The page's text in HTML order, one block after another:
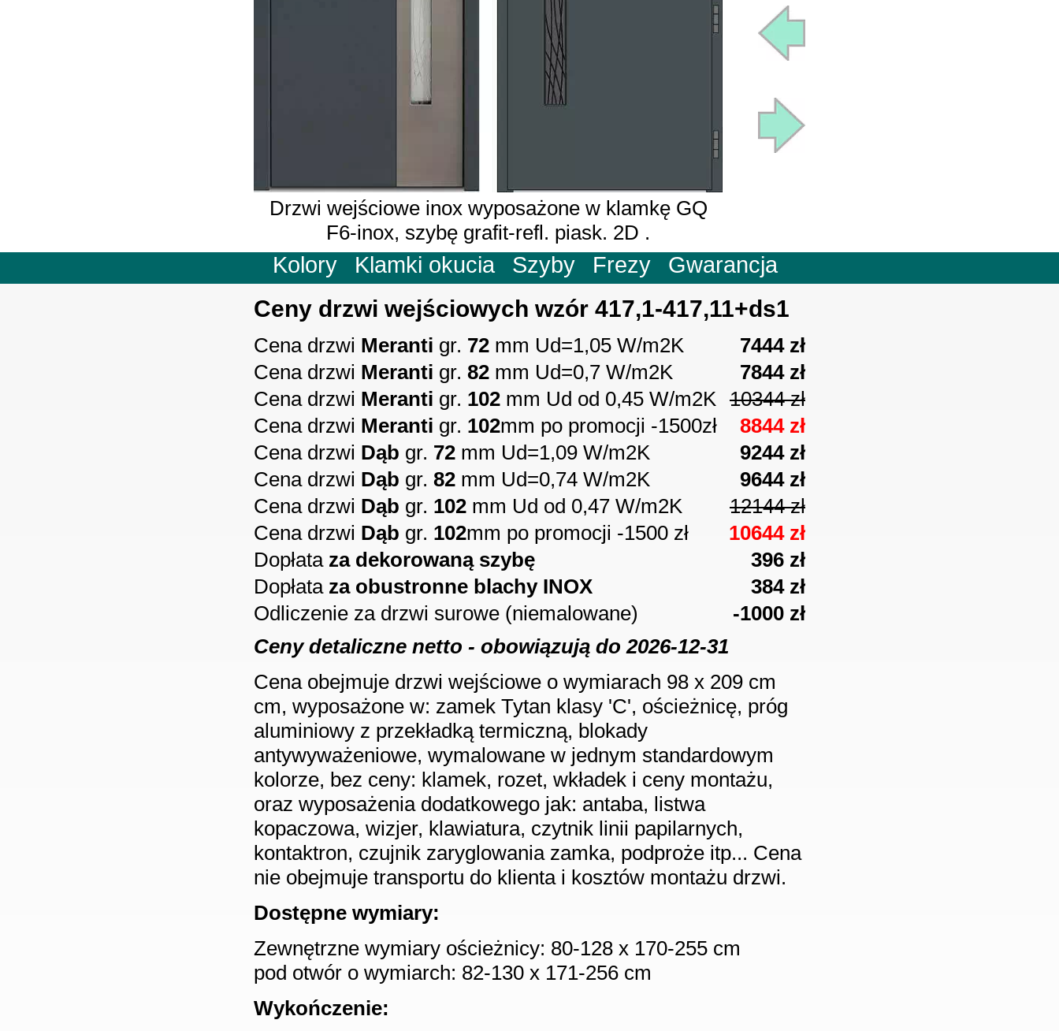
Drzwi wejściowe inox wyposażone w klamkę GQ
F6-inox, szybę grafit-refl. piask. 2D .
Gwarancja
Frezy
Szyby
Klamki okucia
Kolory
Ceny drzwi wejściowych wzór 417,1-417,11+ds1
Cena drzwi Meranti gr. 72 mm Ud=1,05 W/m2K
7444 zł
Cena drzwi Meranti gr. 82 mm Ud=0,7 W/m2K 7844zł
Cena drzwi Meranti gr. 102 mm Ud od 0,45 W/m2K 10344 zł
Cena drzwi Meranti gr. 102mm po promocji -1500zł
8844 zł
Cena drzwi Dąb gr. 72 mm Ud=1,09 W/m2K 9244 zł
Cena drzwi Dąb gr. 82 mm Ud=0,74 W/m2K 9644 zł
Cena drzwi Dąb gr. 102 mm Ud od 0,47 W/m2K
12144 zł
Cena drzwi Dąb gr. 102mm po promocji -1500 zł
10644 zł
Dopłata za dekorowaną szybę
396 zł
Dopłata za obustronne blachy INOX
384 zł
Odliczenie za drzwi surowe (niemalowane)
-1000 zł
Ceny detaliczne netto - obowiązują do2026-12-31
Cena obejmuje drzwi wejściowe o wymiarach 98 x 209 cm
cm, wyposażone w: zamek Tytan klasy 'C', ościeżnicę, próg
aluminiowy z przekładką termiczną, blokady
antywyważeniowe, wymalowane w jednym standardowym
kolorze, bez ceny: klamek, rozet, wkładek i ceny montażu,
oraz wyposażenia dodatkowego jak: antaba, listwa
kopaczowa, wizjer, klawiatura, czytnik linii papilarnych,
kontaktron, czujnik zaryglowania zamka, podproże itp... Cena
nie obejmuje transportu do klienta i kosztów montażu drzwi.
Dostępne wymiary:
Zewnętrzne wymiary ościeżnicy: 80-128 x 170-255 cm
pod otwór o wymiarch: 82-130 x 171-256 cm
Wykończenie: